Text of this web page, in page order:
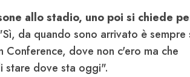
allo stadio, uno poi si chiede
da quando sono arrivato è sempre
Conference, dove non c'ero ma che
stare dove sta oggi".